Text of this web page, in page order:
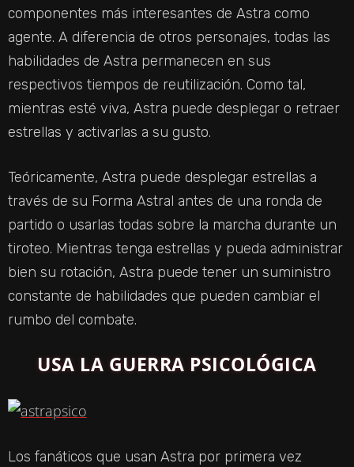
componentes más interesantes de Astra como
agente. A diferencia de otros personajes, todas las
habilidades de Astra permanecen en sus
respectivos tiempos de reutilización. Como tal,
mientras esté viva, Astra puede desplegar o retraer
estrellas y activarlas a su gusto.
Teóricamente, Astra puede desplegar estrellas a
través de su Forma Astral antes de una ronda de
partido o usarlas todas sobre la marcha durante un
tiroteo. Mientras tenga estrellas y pueda administrar
bien su rotación, Astra puede tener un suministro
constante de habilidades que pueden cambiar el
rumbo del combate.
USA LA GUERRA PSICOLÓGICA
Los fanáticos que usan Astra por primera vez